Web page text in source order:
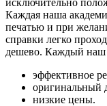
исключительно
Каждая наша
печатью и при
справки легко
дешево. Каждый наш
эффективное
оригинальный
низкие цены.